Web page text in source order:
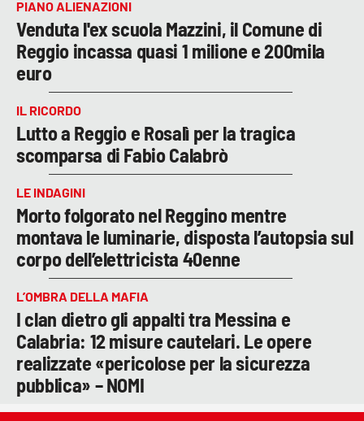
PIANO ALIENAZIONI
Venduta l'ex scuola Mazzini, il Comune di
Reggio incassa quasi 1 milione e 200mila
euro
IL RICORDO
Lutto a Reggio e Rosalì per la tragica
scomparsa di Fabio Calabrò
LE INDAGINI
Morto folgorato nel Reggino mentre
montava le luminarie, disposta l’autopsia sul
corpo dell’elettricista 40enne
L’OMBRA DELLA MAFIA
I clan dietro gli appalti tra Messina e
Calabria: 12 misure cautelari. Le opere
realizzate «pericolose per la sicurezza
pubblica» – NOMI